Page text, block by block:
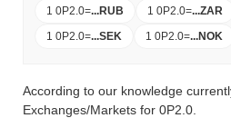
1 0P2.0=...RUB 1 0P2.0=...ZAR
1 0P2.0=...SEK 1 0P2.0=...NOK
According to our knowledge
Exchanges/Markets for 0P2.0.